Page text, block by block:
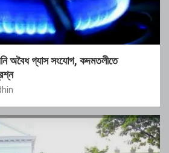
অবৈধ গ্যাস সংযোগ, কদমতলীতে